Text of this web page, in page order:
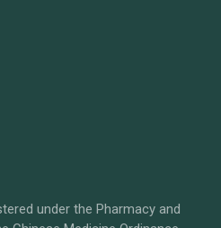
under the Pharmacy and